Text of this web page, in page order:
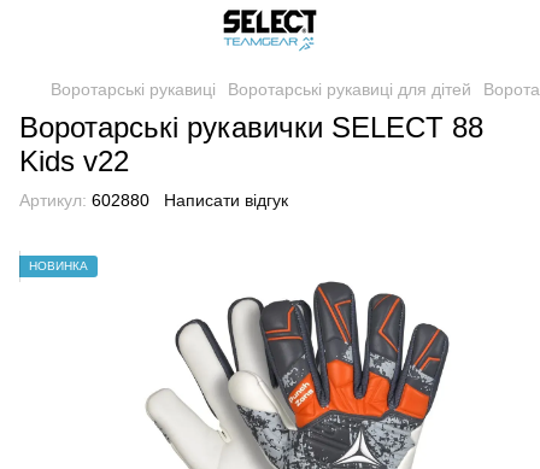
Воротарські рукавиці Воротарські рукавиці для дітей
Воротарські рукавички SELECT 88
Kids v22
Артикул: 602880 Написати відгук
НОВИНКА